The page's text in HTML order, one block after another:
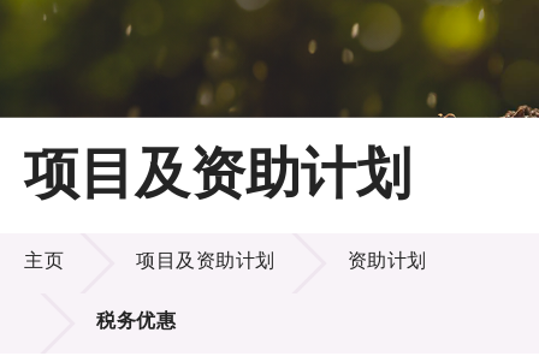
主页
关于LSCM
技术商品化
项目及资助计划
项目及资助计划
项目及资助计划
主页 项目及资助计划 资助计划
税务优惠